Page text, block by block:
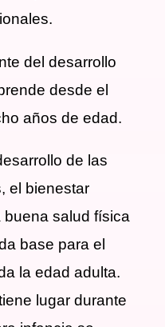
del desarrollo
desde el
años de edad.
de las
el bienestar
salud física
base para el
la edad adulta.
lugar durante